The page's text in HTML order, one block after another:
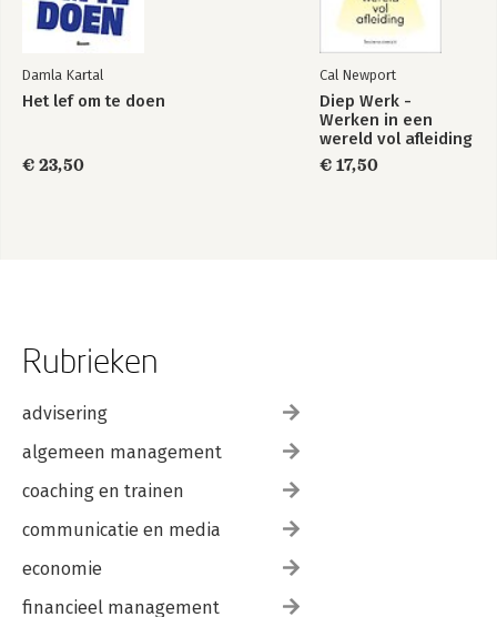
Over de auteur
Damla Kartal
Het lef om te doen
€ 23,50
Cal Newport
Diep Werk -
Werken in een
wereld vol afleiding
€ 17,50
Rubrieken
advisering
algemeen management
coaching en trainen
communicatie en media
economie
financieel management